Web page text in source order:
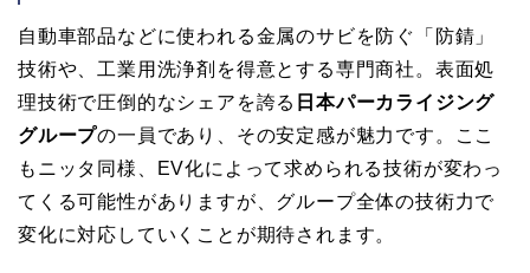
自動車部品などに使われる金属のサビを防ぐ「防錆」
技術や、工業用洗浄剤を得意とする専門商社。表面処
理技術で圧倒的なシェアを誇る 日本パーカライジング
グループの一員であり、その安定感が魅力です。ここ
もニッタ同様、EV化によって求められる技術が変わっ
てくる可能性がありますが、グループ全体の技術力で
変化に対応していくことが期待されます。